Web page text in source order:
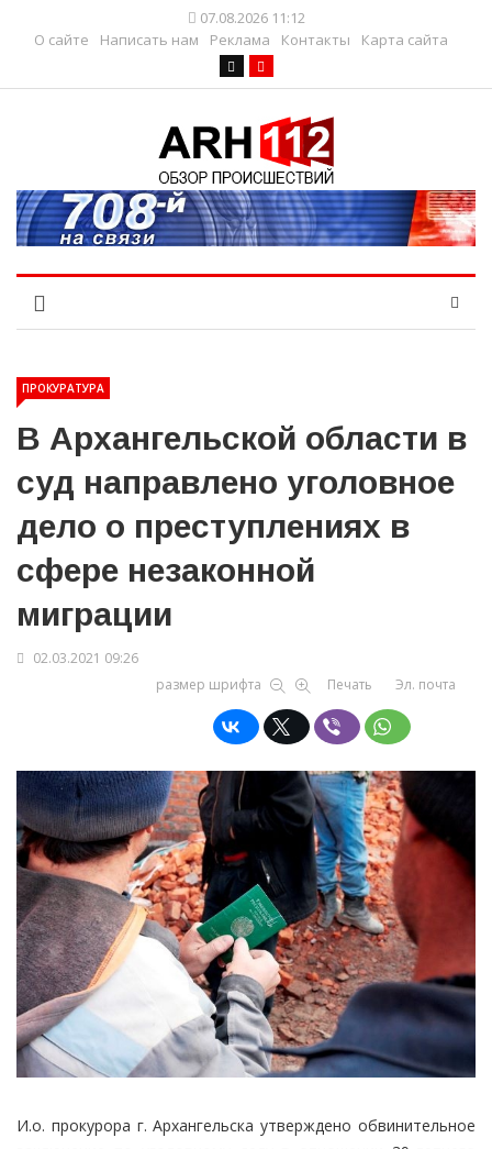
07.08.2026 11:12
О сайте
Написать нам Реклама Контакты Карта сайта
ПРОКУРАТУРА
В Архангельской области в
суд направлено уголовное
дело о преступлениях в
сфере незаконной
миграции
02.03.2021 09:26
размер шрифта
Печать Эл. почта
И.о. прокурора г. Архангельска утверждено обвинительное